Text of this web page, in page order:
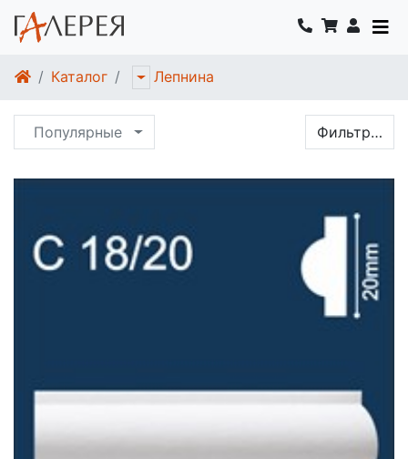
Каталог Лепнина
Популярные Фильтр…